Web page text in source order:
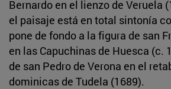
Bernardo en el lienzo de Veruela
el paisaje está en total sintonía
pone de fondo a la figura de san
en las Capuchinas de Huesca (c.
de san Pedro de Verona en el
dominicas de Tudela (1689).